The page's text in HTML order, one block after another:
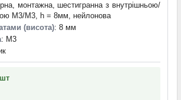
монтажна, шестигранна з внутрішньою/
M3/M3, h = 8мм, нейлонова
(висота): 8 мм
: M3